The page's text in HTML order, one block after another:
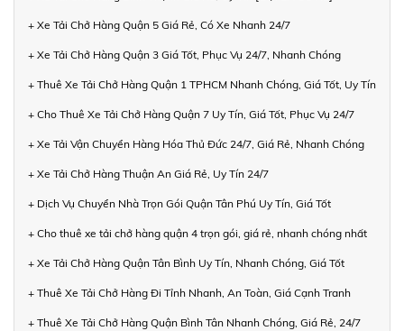
+ Xe Tải Chở Hàng Quận 5 Giá Rẻ, Có Xe Nhanh 24/7
+ Xe Tải Chở Hàng Quận 3 Giá Tốt, Phục Vụ 24/7, Nhanh Chóng
+ Thuê Xe Tải Chở Hàng Quận 1 TPHCM Nhanh Chóng, Giá Tốt, Uy Tín
+ Cho Thuê Xe Tải Chở Hàng Quận 7 Uy Tín, Giá Tốt, Phục Vụ 24/7
+ Xe Tải Vận Chuyển Hàng Hóa Thủ Đức 24/7, Giá Rẻ, Nhanh Chóng
+ Xe Tải Chở Hàng Thuận An Giá Rẻ, Uy Tín 24/7
+ Dịch Vụ Chuyển Nhà Trọn Gói Quận Tân Phú Uy Tín, Giá Tốt
+ Cho thuê xe tải chở hàng quận 4 trọn gói, giá rẻ, nhanh chóng nhất
+ Xe Tải Chở Hàng Quận Tân Bình Uy Tín, Nhanh Chóng, Giá Tốt
+ Thuê Xe Tải Chở Hàng Đi Tỉnh Nhanh, An Toàn, Giá Cạnh Tranh
+ Thuê Xe Tải Chở Hàng Quận Bình Tân Nhanh Chóng, Giá Rẻ, 24/7